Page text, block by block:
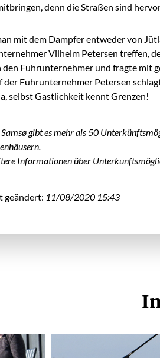
denn die Straßen sind
mit dem Dampfer entweder von
Vilhelm Petersen treffen,
den Fuhrunternehmer und fragte mit
der Fuhrunternehmer Petersen
selbst Gastlichkeit kennt Grenzen!
gibt es mehr als 50
Informationen über
geändert: 11/08/2020 15:43